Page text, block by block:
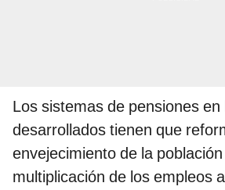
Los sistemas de pensiones
desarrollados tienen que
envejecimiento de la
multiplicación de los empleos